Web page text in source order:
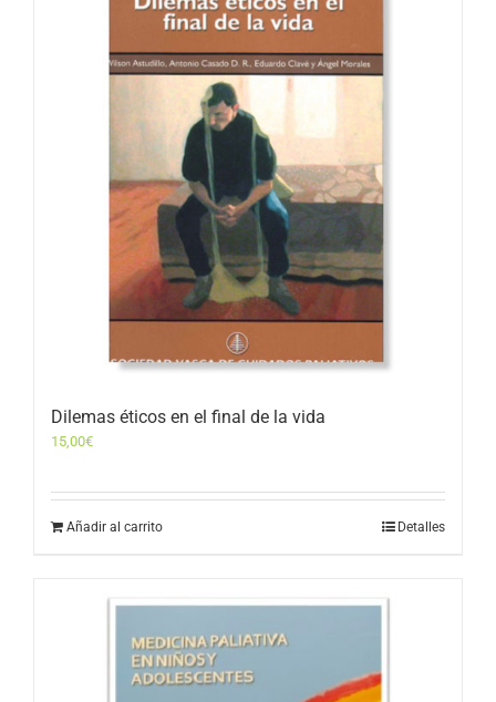
Dilemas éticos en el final de la vida
15,00€
Añadir al carrito Detalles